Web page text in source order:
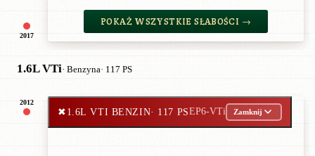
2017
POKAŻ WSZYSTKIE SŁABOŚCI →
1.6L VTi· Benzyna· 117 PS
2012
✖1.6L VTI BENZIN· 117 PSEP6-VTi Zamknij